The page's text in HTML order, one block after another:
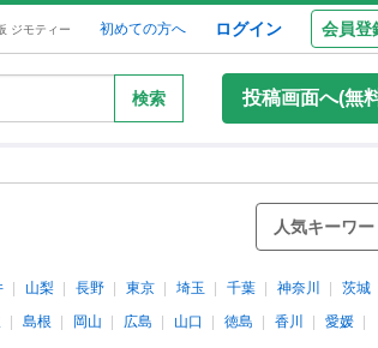
ジモティー 初めての方へ ログイン 会員登
検索 投稿画面へ(無
人気キーワー
山梨 長野 東京 埼玉 千葉 神奈川
茨城
島根 岡山 広島 山口 徳島 香川
愛媛